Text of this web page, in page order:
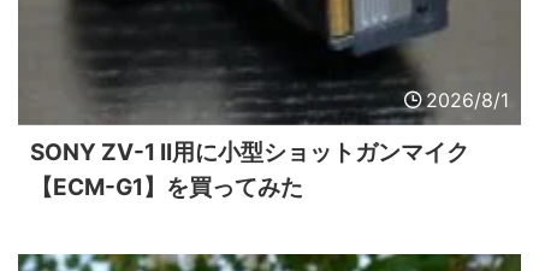
2026/8/1
SONY ZV-1 II用に小型ショットガンマイク
【ECM-G1】を買ってみた